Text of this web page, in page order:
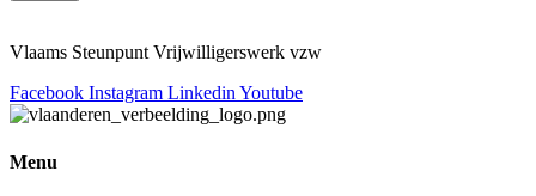
Vlaams Steunpunt Vrijwilligerswerk vzw
Facebook Instagram Linkedin Youtube
Menu